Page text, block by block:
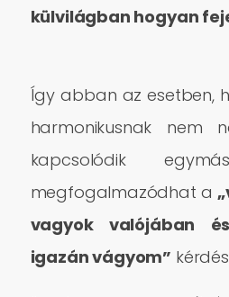
külvilágban hogyan
Így abban az esetben,
harmonikusnak nem
kapcsolódik
megfogalmazódhat a
vagyok valójában
igazán vágyom”